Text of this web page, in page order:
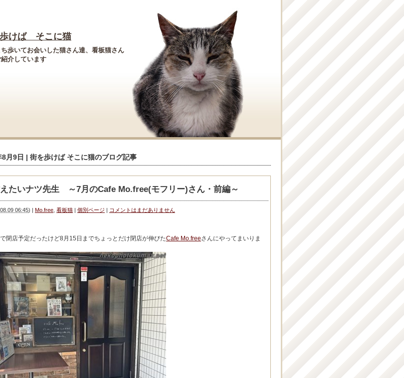
けば そこに猫
歩いてお会いした猫さん達、看板猫さん
介しています
8月9日 | 街を歩けば そこに猫のブログ記事
たいナツ先生 ～7月のCafe Mo.free(モフリー)さん・前編～
06:45) | Mo.free 看板猫 | 個別ページ | コメントはまだありません
閉店予定だったけど8月15日までちょっとだけ閉店が伸びたCafe Mo.freeさんにやってまいりま